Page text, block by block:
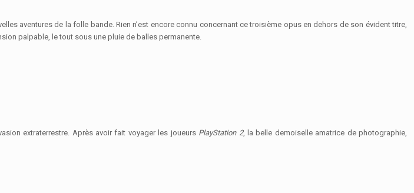
aventures de la folle bande. Rien n’est encore connu concernant ce troisième opus en dehors de son évident titre,
palpable, le tout sous une pluie de balles permanente.
extraterrestre. Après avoir fait voyager les joueurs PlayStation 2, la belle demoiselle amatrice de photographie,